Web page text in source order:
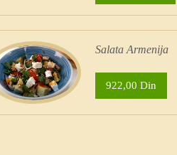
Salata Armenija
922,00 Din